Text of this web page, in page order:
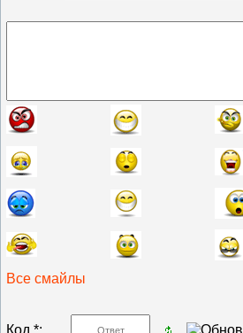
Все смайлы
Код *: